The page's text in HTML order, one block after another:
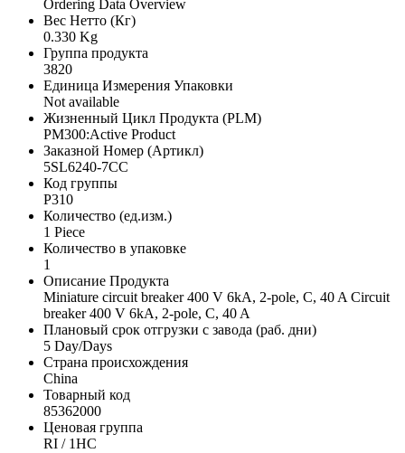
Ordering Data Overview
Вес Нетто (Кг)
0.330 Kg
Группа продукта
3820
Единица Измерения Упаковки
Not available
Жизненный Цикл Продукта (PLM)
PM300:Active Product
Заказной Номер (Артикл)
5SL6240-7CC
Код группы
P310
Количество (ед.изм.)
1 Piece
Количество в упаковке
1
Описание Продукта
Miniature circuit breaker 400 V 6kA, 2-pole, C, 40 A Circuit
breaker 400 V 6kA, 2-pole, C, 40 A
Плановый срок отгрузки с завода (раб. дни)
5 Day/Days
Страна происхождения
China
Товарный код
85362000
Ценовая группа
RI / 1HC